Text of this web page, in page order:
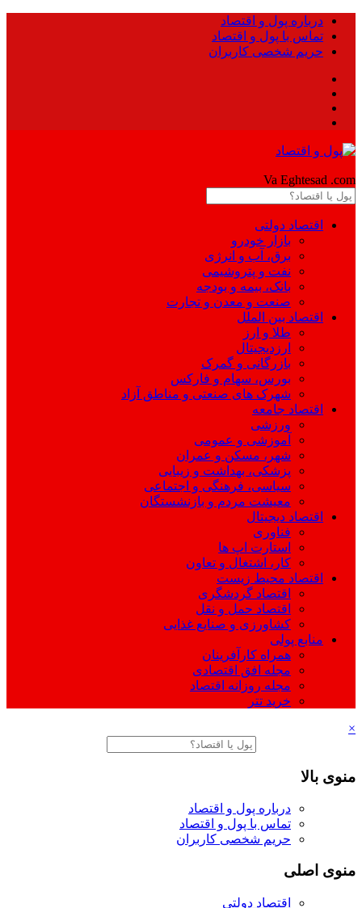
درباره پول و اقتصاد
تماس با پول و اقتصاد
حریم شخصی کاربران
Va Eghtesad .com
اقتصاد دولتی
بازار خودرو
برق، آب و انرژی
نفت و پتروشیمی
بانک، بیمه و بودجه
صنعت و معدن و تجارت
اقتصاد بین الملل
طلا و ارز
ارزدیجیتال
بازرگانی و گمرک
بورس، سهام و فارکس
شهرک های صنعتی و مناطق آزاد
اقتصاد جامعه
ورزشی
آموزشی و عمومی
شهر، مسکن و عمران
پزشکی، بهداشت و زیبایی
سیاسی، فرهنگی و اجتماعی
معیشت مردم و بازنشستگان
اقتصاد دیجیتال
فناوری
استارت اپ ها
کار، اشتغال و تعاون
اقتصاد محیط زیست
اقتصاد گردشگری
اقتصاد حمل و نقل
کشاورزی و صنایع غذایی
منابع پولی
همراه کارآفرینان
مجله افق اقتصادی
مجله روزانه اقتصاد
خرید تتر
×
منوی بالا
درباره پول و اقتصاد
تماس با پول و اقتصاد
حریم شخصی کاربران
منوی اصلی
اقتصاد دولتی